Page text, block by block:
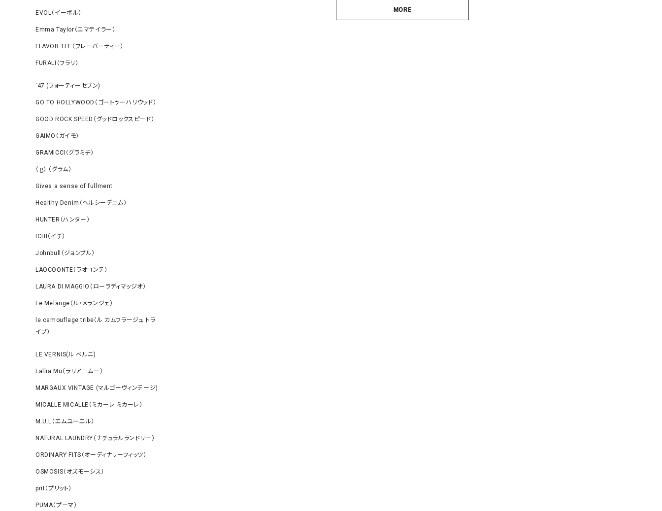
EVOL（イーボル）
Emma Taylor（エマテイラー）
FLAVOR TEE（フレーバーティー）
FURALI（フラリ）
‘47 (フォーティーセブン)
GO TO HOLLYWOOD（ゴートゥーハリウッド）
GOOD ROCK SPEED（グッドロックスピード）
GAIMO（ガイモ）
GRAMICCI（グラミチ）
（ｇ） （グラム）
Gives a sense of fullment
Healthy Denim（ヘルシーデニム）
HUNTER（ハンター）
ICHI（イチ）
Johnbull（ジョンブル）
LAOCOONTE（ラオコンテ）
LAURA DI MAGGIO（ローラディマッジオ）
Le Melange（ル・メランジェ）
le camouflage tribe（ル カムフラージュ トラ
イブ）
LE VERNIS(ル ベルニ)
Lallia Mu（ラリア ムー）
MARGAUX VINTAGE (マルゴーヴィンテージ)
MICALLE MICALLE（ミカーレ ミカーレ）
M.U.L（エムユーエル）
NATURAL LAUNDRY（ナチュラルランドリー）
ORDINARY FITS（オーディナリーフィッツ）
OSMOSIS（オズモーシス）
prit（プリット）
PUMA（プーマ）
MORE